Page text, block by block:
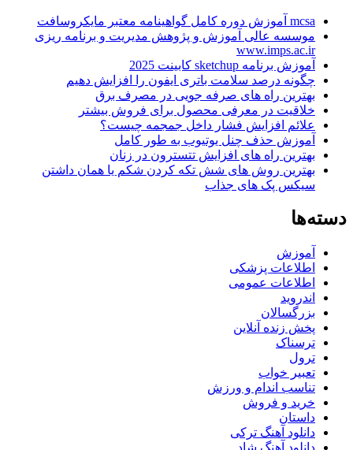
mcsa آموزش دوره کامل گواهینامه معتبر مایکروسافت
موسسه عالی آموزش و پژوهش مدیریت و برنامه ریزی
www.imps.ac.ir
آموزش برنامه sketchup کابینت 2025
چگونه درصد سلامت باتری ایفون را افزایش دهیم
بهترین راه های صرفه جویی در مصرف برق
خلاقیت در معرفی محصول برای فروش بیشتر
علائم افزایش فشار داخل جمجمه چیست؟
آموزش حذف چنل یوتیوب به طور کامل
بهترین راه های افزایش تتسترون در زنان
بهترین روش های شش تکه کردن شکم یا همان داشتن
سیکس پک های جذاب
دسته‌ها
آموزش
اطلاعات پزشکی
اطلاعات عمومی
اندروید
بزرگسالان
پخش زنده آنلاین
ترسناک
ترول
تعبیر خواب
تناسب اندام و ورزش
خرید و فروش
داستان
دانلود آهنگ ترکی